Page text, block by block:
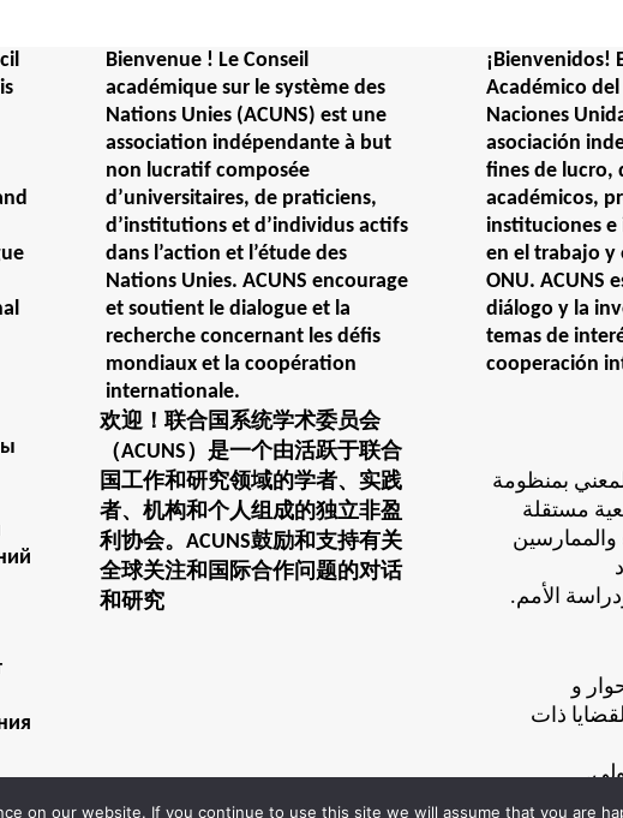
Bienvenue ! Le Conseil
académique sur le système des
Nations Unies (ACUNS) est une
association indépendante à but
non lucratif composée
d’universitaires, de praticiens,
d’institutions et d’individus actifs
dans l’action et l’étude des
Nations Unies. ACUNS encourage
et soutient le dialogue et la
recherche concernant les défis
mondiaux et la coopération
internationale.
¡Bienvenidos!
Académico del
Naciones
asociación
fines de lucro,
académicos,
instituciones
en el trabajo y
ONU. ACUNS
diálogo y la
temas de
cooperación
欢迎！联合国系统学术委员会
（ACUNS）是一个由活跃于联合
国工作和研究领域的学者、实践
者、机构和个人组成的独立非盈
利协会。ACUNS鼓励和支持有关
全球关注和国际合作问题的对话
和研究
بمنظومة
مستقلة
والممارسين
.النشطين في عمل ودراسة الأمم
و
ذات
on our website. If you continue to use this site we will assume that you are